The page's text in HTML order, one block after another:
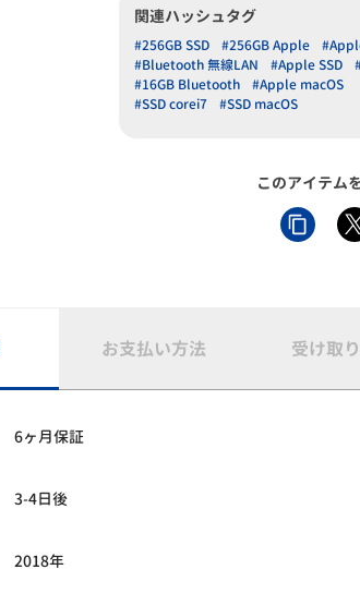
関連ハッシュタグ
#256GB SSD #256GB Apple
#Bluetooth 無線LAN
#Apple SSD
#16GB Bluetooth
#Apple macOS
#SSD corei7
#SSD macOS
このアイテム
お支払い方法 受け取
6ヶ月保証
3-4日後
2018年